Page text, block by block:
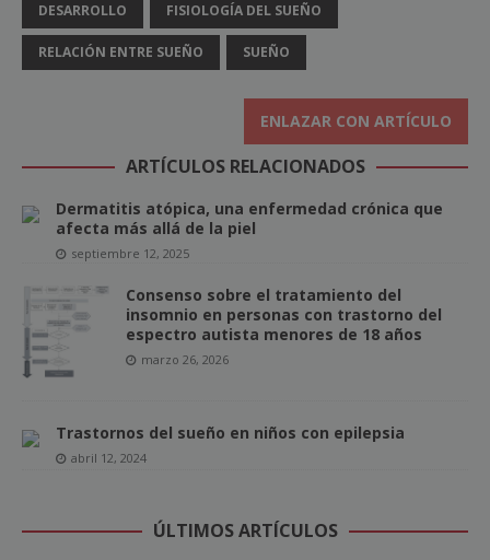
DESARROLLO FISIOLOGÍA DEL SUEÑO
RELACIÓN ENTRE SUEÑO SUEÑO
ENLAZAR CON ARTÍCULO
ARTÍCULOS RELACIONADOS
Dermatitis atópica, una enfermedad crónica que
afecta más allá de la piel
septiembre 12, 2025
Consenso sobre el tratamiento del
insomnio en personas con trastorno del
espectro autista menores de 18 años
marzo 26, 2026
Trastornos del sueño en niños con epilepsia
abril 12, 2024
ÚLTIMOS ARTÍCULOS